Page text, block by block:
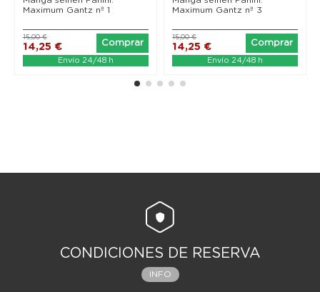
Maximum Gantz nº 1
14,25 €
15,00 €
Comprar
Envío 24/48 h
Maximum Gantz nº 3
14,25 €
15,00 €
Comprar
Envío 24/48 h
CONDICIONES DE RESERVA
INFO